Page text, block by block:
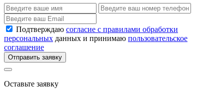
Подтверждаю согласие с правилами обработки
персональных данных и принимаю пользовательское
соглашение
Отправить заявку
Оставьте заявку